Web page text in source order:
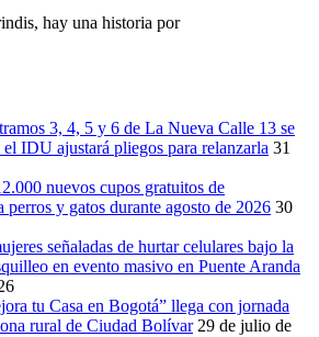
hay una historia por
3, 4, 5 y 6 de La Nueva Calle 13 se
el IDU ajustará pliegos para relanzarla 31
nuevos cupos gratuitos de
perros y gatos durante agosto de 2026 30
señaladas de hurtar celulares bajo la
en evento masivo en Puente Aranda
tu Casa en Bogotá” llega con jornada
rural de Ciudad Bolívar 29 de julio de